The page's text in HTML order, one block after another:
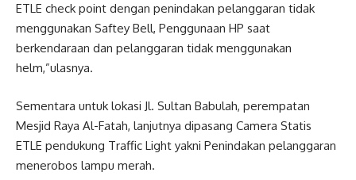
ETLE check point dengan penindakan pelanggaran tidak
menggunakan Saftey Bell, Penggunaan HP saat
berkendaraan dan pelanggaran tidak menggunakan
helm,”ulasnya.
Sementara untuk lokasi Jl. Sultan Babulah, perempatan
Mesjid Raya Al-Fatah, lanjutnya dipasang Camera Statis
ETLE pendukung Traffic Light yakni Penindakan pelanggaran
menerobos lampu merah.